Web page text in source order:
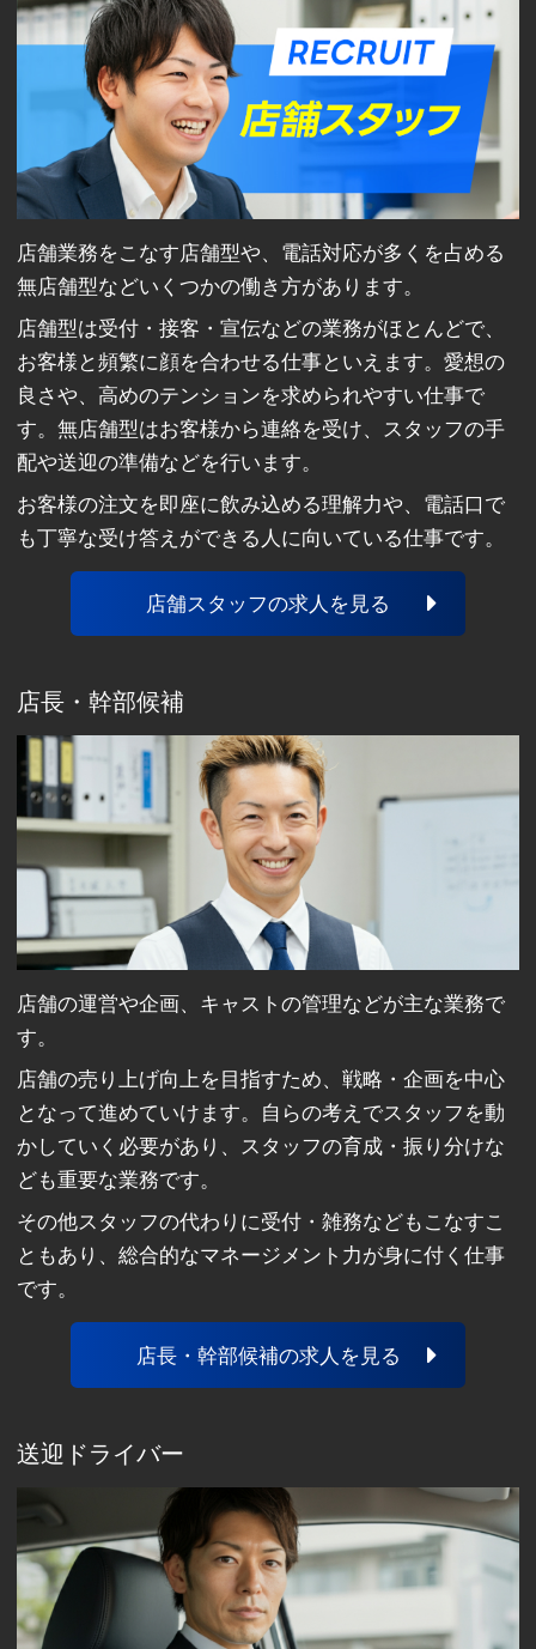
店舗業務をこなす店舗型や、電話対応が多くを占める
無店舗型などいくつかの働き方があります。
店舗型は受付・接客・宣伝などの業務がほとんどで、
お客様と頻繁に顔を合わせる仕事といえます。愛想の
良さや、高めのテンションを求められやすい仕事で
す。無店舗型はお客様から連絡を受け、スタッフの手
配や送迎の準備などを行います。
お客様の注文を即座に飲み込める理解力や、電話口で
も丁寧な受け答えができる人に向いている仕事です。
店舗スタッフの求人を見る
店長・幹部候補
店舗の運営や企画、キャストの管理などが主な業務で
す。
店舗の売り上げ向上を目指すため、戦略・企画を中心
となって進めていけます。自らの考えでスタッフを動
かしていく必要があり、スタッフの育成・振り分けな
ども重要な業務です。
その他スタッフの代わりに受付・雑務などもこなすこ
ともあり、総合的なマネージメント力が身に付く仕事
です。
店長・幹部候補の求人を見る
送迎ドライバー